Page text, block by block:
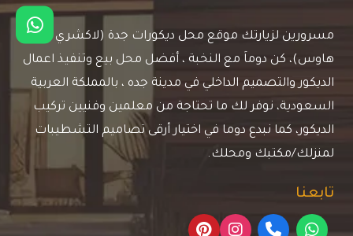
مسرورين لزيارتك موقع محل ديكورات جدة (لاكشري
هاوس)، كن دوماَ مع النخبة ، أفضل محل بيع وتنفيذ اعمال
الديكور والتصميم الداخلي في مدينة جده ، بالمملكة العربية
السعودية، نوفر لك ما تحتاجة من معلمين وفنيين تركيب
الديكور، كما نبدع دوما في اختيار أرقى تصاميم التشطيبات
لمنزلك/مكتبك ومحلك.
تابعنا